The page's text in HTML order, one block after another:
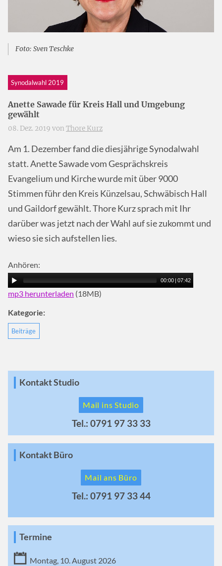
Foto: Sven Teschke
Synodalwahl 2019
Anette Sawade für Kreis Hall und Umgebung
gewählt
08. Dez. 2019 von Thore Kurz
Am 1. Dezember fand die diesjährige Synodalwahl
statt. Anette Sawade vom Gesprächskreis
Evangelium und Kirche wurde mit über 9000
Stimmen führ den Kreis Künzelsau, Schwäbisch Hall
und Gaildorf gewählt. Thore Kurz sprach mit Ihr
darüber was jetzt nach der Wahl auf sie zukommt und
wieso sie sich aufstellen lies.
Anhören:
00:00 | 07:42
mp3 herunterladen (18MB)
Kategorie:
Beiträge
Kontakt Studio
Mail ins Studio
Tel.: 0791 97 33 33
Kontakt Büro
Mail ans Büro
Tel.: 0791 97 33 44
Termine
Montag, 10. August 2026